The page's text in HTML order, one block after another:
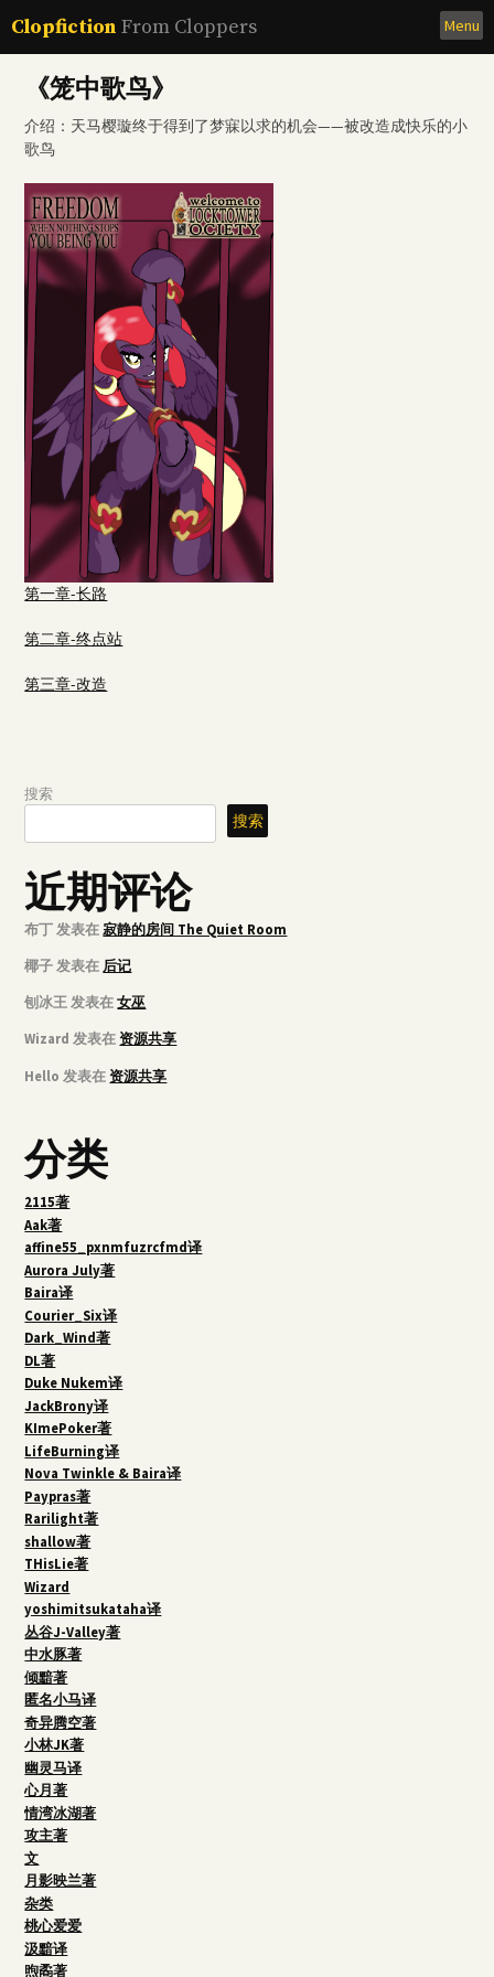
to
content
Clopfiction From Cloppers Menu
《笼中歌鸟》
介绍：天马樱璇终于得到了梦寐以求的机会——被改造成快乐的小
歌鸟
第一章-长路
第二章-终点站
第三章-改造
搜索
搜索
近期评论
布丁 发表在寂静的房间 The Quiet Room
椰子 发表在 后记
刨冰王 发表在女巫
Wizard 发表在资源共享
Hello 发表在资源共享
分类
2115著
Aak著
affine55_pxnmfuzrcfmd译
Aurora July著
Baira译
Courier_Six译
Dark_Wind著
DL著
Duke Nukem译
JackBrony译
KImePoker著
LifeBurning译
Nova Twinkle & Baira译
Paypras著
Rarilight著
shallow著
THisLie著
Wizard
yoshimitsukataha译
丛谷J-Valley著
中水豚著
倾黯著
匿名小马译
奇异腾空著
小林JK著
幽灵马译
心月著
情湾冰湖著
攻主著
文
月影映兰著
杂类
桃心爱爱
汲黯译
煦矞著